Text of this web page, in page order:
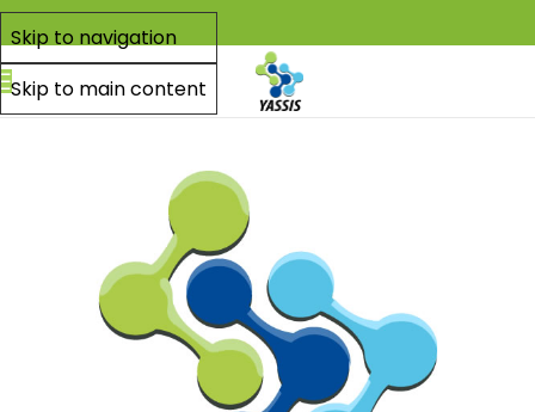
Skip to navigation
Skip to main content